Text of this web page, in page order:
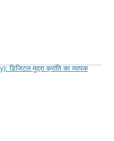
डिजिटल मुद्रा क्रांति का व्यापक